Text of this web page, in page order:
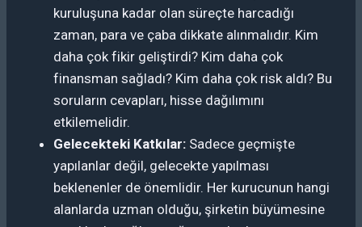
kuruluşuna kadar olan süreçte harcadığı
zaman, para ve çaba dikkate alınmalıdır. Kim
daha çok fikir geliştirdi? Kim daha çok
finansman sağladı? Kim daha çok risk aldı? Bu
soruların cevapları, hisse dağılımını
etkilemelidir.
Gelecekteki Katkılar: Sadece geçmişte
yapılanlar değil, gelecekte yapılması
beklenenler de önemlidir. Her kurucunun hangi
alanlarda uzman olduğu, şirketin büyümesine